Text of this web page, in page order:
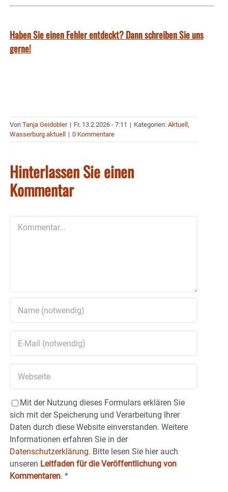
Haben Sie einen Fehler entdeckt? Dann schreiben Sie uns
gerne!
Von Tanja Geidobler | Fr. 13.2.2026 - 7:11 | Kategorien: Aktuell ,
Wasserburg aktuell
| 0 Kommentare
Hinterlassen Sie einen
Kommentar
Mit der Nutzung dieses Formulars erklären Sie
sich mit der Speicherung und Verarbeitung Ihrer
Daten durch diese Website einverstanden. Weitere
Informationen erfahren Sie in der
Datenschutzerklärung. Bitte lesen Sie hier auch
unseren Leitfaden für die Veröffentlichung von
Kommentaren. *